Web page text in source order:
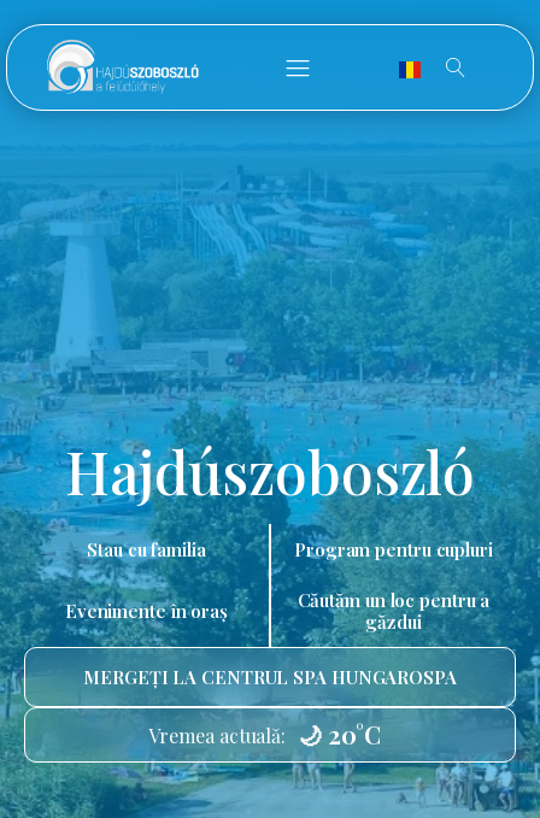
Hajdúszoboszló
Stau cu familia Program pentru cupluri
Evenimente în oraș
Căutăm un loc pentru a
găzdui
MERGEȚI LA CENTRUL SPA HUNGAROSPA
Vremea actuală: 🌙 20°C